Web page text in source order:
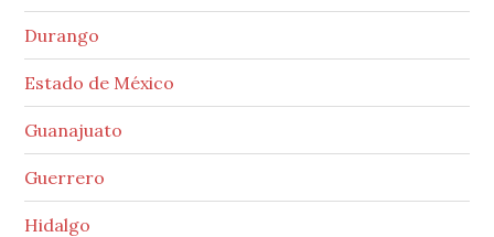
Durango
Estado de México
Guanajuato
Guerrero
Hidalgo